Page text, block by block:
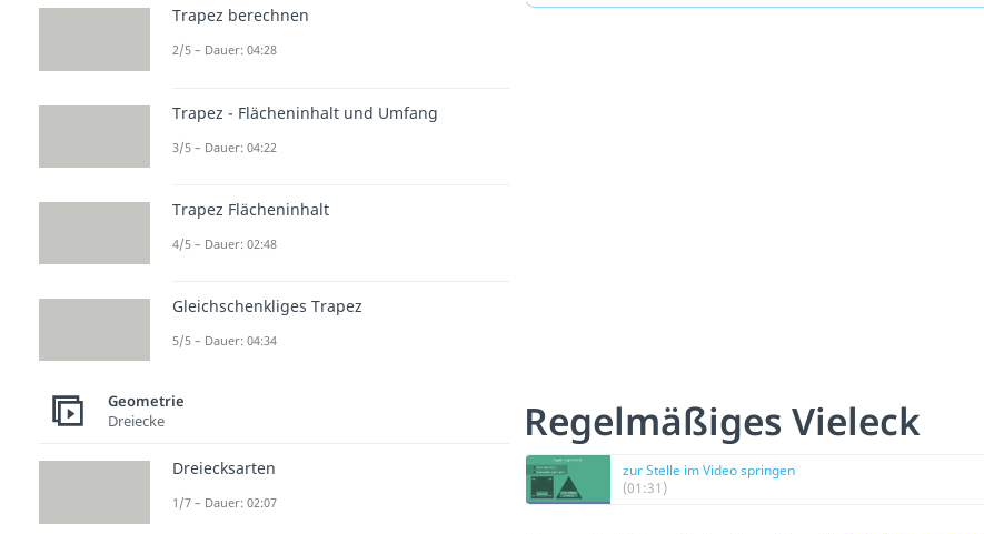
Regelmäßiges Vieleck
zur Stelle im Video springen
(01:31)
Trapez berechnen
2/5 – Dauer: 04:28
Trapez - Flächeninhalt und Umfang
3/5 – Dauer: 04:22
Trapez Flächeninhalt
4/5 – Dauer: 02:48
Gleichschenkliges Trapez
5/5 – Dauer: 04:34
Geometrie
Dreiecke
Dreiecksarten
1/7 – Dauer: 02:07